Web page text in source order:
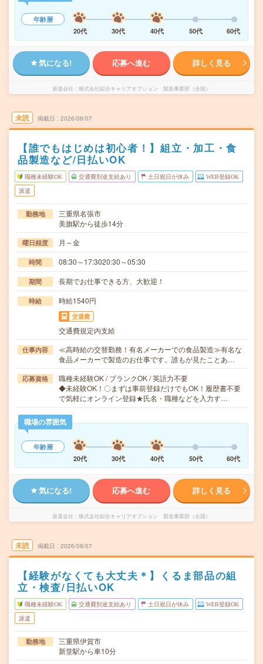
年齢層
20代
30代 40代 50代 60代
気になる! 応募へ進む 詳しく見る
派遣会社 株式会社綜合キャリアオプション 製造事業部（全国）
未読 掲載日 2026/08/07
【誰でもはじめは初心者！】組立・加工・食
品製造など/日払いOK
職種未経験OK 交通費別途支給あり 土日祝日が休み WEB登録OK
派遣
勤務地
三重県名張市
美旗駅から徒歩14分
曜日頻度 月～金
時間 08:30～17:3020:30～05:30
期間 長期でお仕事できる方、大歓迎！
時給 時給1540円
交通費
交通費規定内支給
仕事内容
≪高時給の交替勤務！有名メーカーでの食品製造≫有名な
食品メーカーで製造のお仕事です。誰もが見たことあ…
応募資格
職種未経験OK / ブランクOK / 英語力不要
◆未経験OK！〇まずは事前登録だけでもOK！履歴書不要
で気軽にオンライン登録★氏名・職種などを入力す…
職場の雰囲気
年齢層
20代
30代 40代 50代 60代
気になる! 応募へ進む 詳しく見る
派遣会社 株式会社綜合キャリアオプション 製造事業部（全国）
未読 掲載日 2026/08/07
【経験がなくても大丈夫＊】くるま部品の組
立・検査/日払いOK
職種未経験OK 交通費別途支給あり 土日祝日が休み WEB登録OK
派遣
勤務地
三重県伊賀市
新堂駅から車10分